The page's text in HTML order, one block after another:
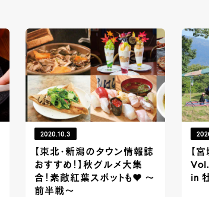
2020.10.3
【東北・新潟のタウン情報誌
おすすめ！】秋グルメ大集
合！素敵紅葉スポットも♥ ～
前半戦～
【
in